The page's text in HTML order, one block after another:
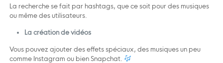
La recherche se fait par hashtags, que ce soit pour des musiques
ou même des utilisateurs.
La création de vidéos
Vous pouvez ajouter des effets spéciaux, des musiques un peu
comme Instagram ou bien Snapchat.